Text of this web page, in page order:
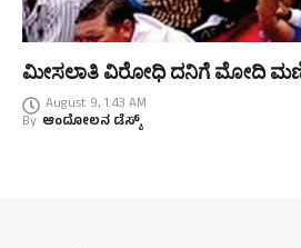
ಮೀಸಲಾತಿ ವಿರೋಧಿ ದನಿಗೆ ಮೋದಿ
August 9, 1:43 AM
By ಆಂದೋಲನ ಡೆಸ್ಕ್